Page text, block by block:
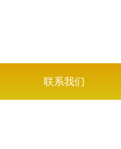
联系我们